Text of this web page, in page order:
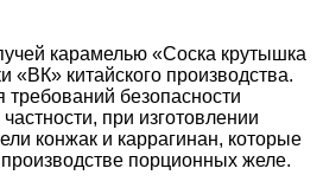
карамелью «Соска крутышка
«ВК» китайского производства.
безопасности
при изготовлении
конжак и каррагинан, которые
порционных желе.